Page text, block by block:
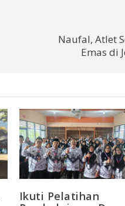
Naufal, Atlet
Emas di
Ikuti Pelatihan